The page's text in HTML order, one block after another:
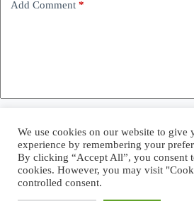
Add Comment *
next time I comment.
Post Comment
We use cookies on our website to give
experience by remembering your
By clicking “Accept All”, you consent
cookies. However, you may visit
controlled consent.